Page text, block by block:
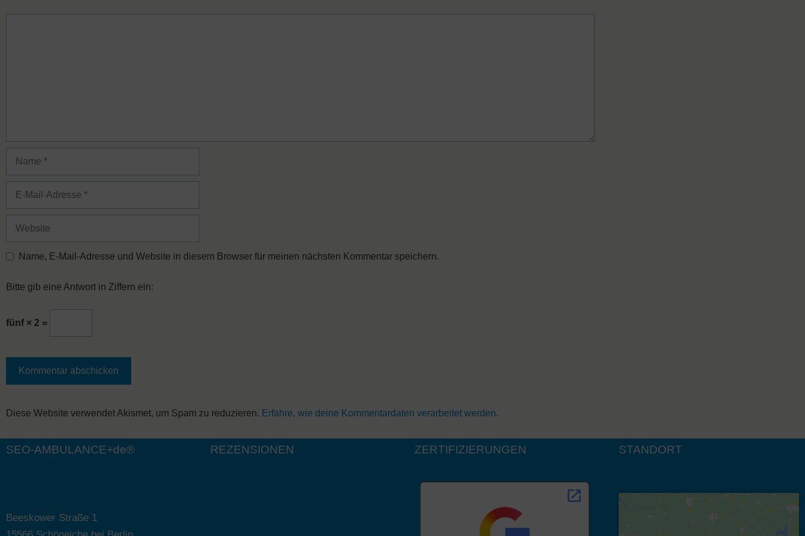
Name
Website
Name, E-Mail-Adresse und Website in diesem Browser für meinen nächsten Kommentar speichern.
Bitte gib eine Antwort in Ziffern ein:
fünf × 2 =
A
t
Diese Website verwendet Akismet, um Spam zu reduzieren. Erfahre, wie deine Kommentardaten verarbeitet werden.
SEO-AMBULANCE+de®
Beeskower Straße 1
REZENSIONEN ZERTIFIZIERUNGEN STANDORT